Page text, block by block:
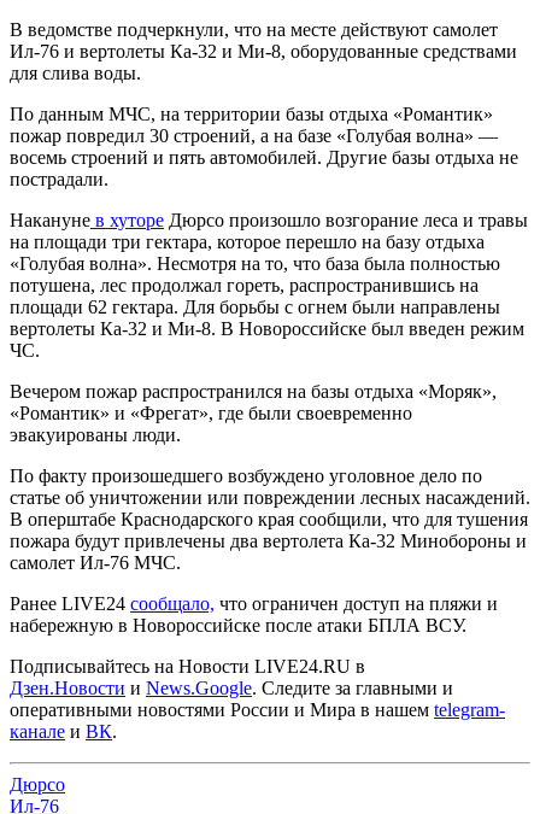
В ведомстве подчеркнули, что на месте действуют самолет
Ил-76 и вертолеты Ка-32 и Ми-8, оборудованные средствами
для слива воды.
По данным МЧС, на территории базы отдыха «Романтик»
пожар повредил 30 строений, а на базе «Голубая волна» —
восемь строений и пять автомобилей. Другие базы отдыха не
пострадали.
Накануне в хуторе Дюрсо произошло возгорание леса и травы
на площади три гектара, которое перешло на базу отдыха
«Голубая волна». Несмотря на то, что база была полностью
потушена, лес продолжал гореть, распространившись на
площади 62 гектара. Для борьбы с огнем были направлены
вертолеты Ка-32 и Ми-8. В Новороссийске был введен режим
ЧС.
Вечером пожар распространился на базы отдыха «Моряк»,
«Романтик» и «Фрегат», где были своевременно
эвакуированы люди.
По факту произошедшего возбуждено уголовное дело по
статье об уничтожении или повреждении лесных насаждений.
В оперштабе Краснодарского края сообщили, что для тушения
пожара будут привлечены два вертолета Ка-32 Минобороны и
самолет Ил-76 МЧС.
Ранее LIVE24 сообщало, что ограничен доступ на пляжи и
набережную в Новороссийске после атаки БПЛА ВСУ.
Подписывайтесь на Новости LIVE24.RU в
Дзен.Новости и News.Google. Следите за главными и
оперативными новостями России и Мира в нашем telegram-
канале и ВК.
Дюрсо
Ил-76